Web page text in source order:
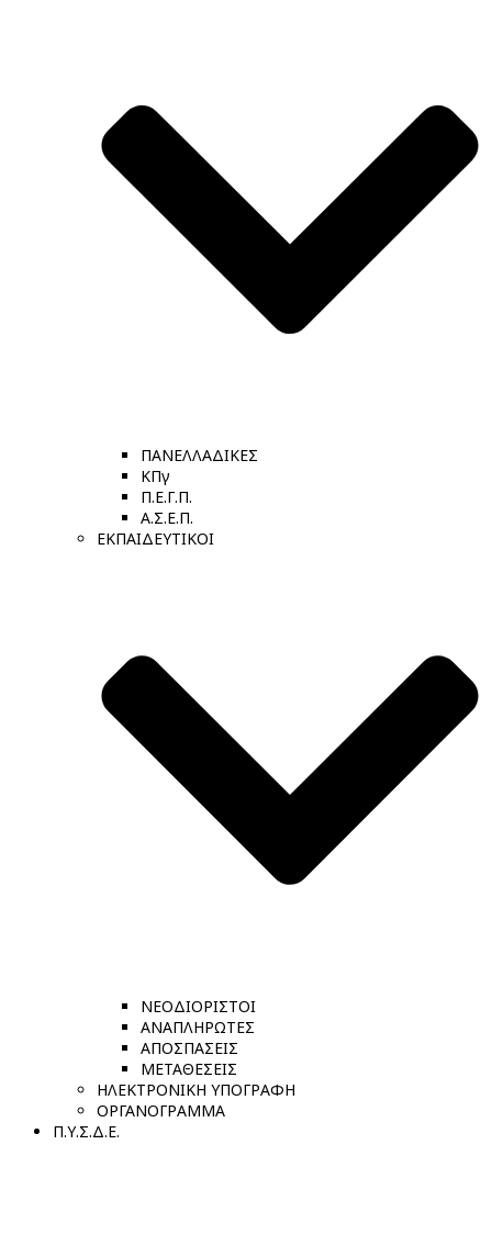
ΠΑΝΕΛΛΑΔΙΚΕΣ
ΚΠγ
Π.Ε.Γ.Π.
Α.Σ.Ε.Π.
ΕΚΠΑΙΔΕΥΤΙΚΟΙ
ΝΕΟΔΙΟΡΙΣΤΟΙ
ΑΝΑΠΛΗΡΩΤΕΣ
ΑΠΟΣΠΑΣΕΙΣ
ΜΕΤΑΘΕΣΕΙΣ
ΗΛΕΚΤΡΟΝΙΚΗ ΥΠΟΓΡΑΦΗ
ΟΡΓΑΝΟΓΡΑΜΜΑ
Π.Υ.Σ.Δ.Ε.